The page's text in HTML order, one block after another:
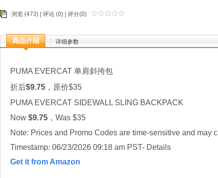
浏览 (473) | 评论 (0) | 评分(0)
商品介绍 详细参数
PUMA EVERCAT 单肩斜挎包
折后$9.75 ，原价$35
PUMA EVERCAT SIDEWALL SLING BACKPACK
Now $9.75 ，Was $35
Note: Prices and Promo Codes are time-sensitive and may
Timestamp: 06/23/2026 09:18 am PST- Details
Get it from Amazon